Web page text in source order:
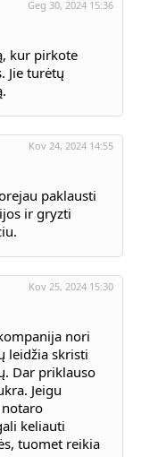
Geg 30, 2024 15:36
kur pirkote
Jie turėtų
Kov 24, 2024 14:55
paklausti
ir gryzti
Kov 25, 2024 15:30
nori
leidžia skristi
Dar priklauso
Jeigu
notaro
keliauti
tuomet reikia